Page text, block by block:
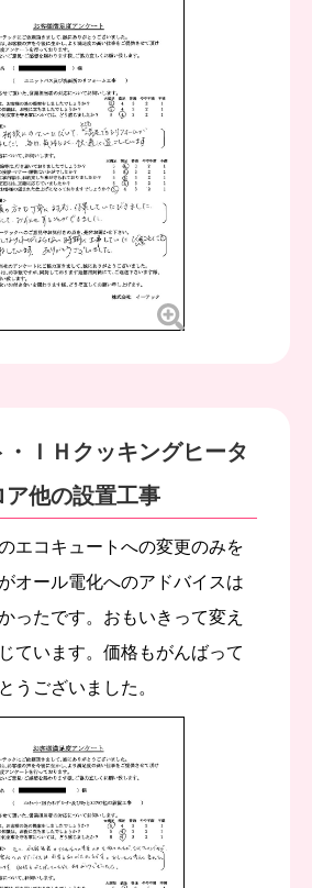
ＩＨクッキングヒータ
ア他の設置工事
エコキュートへの変更のみを
オール電化へのアドバイスは
ったです。おもいきって変え
ています。価格もがんばって
うございました。